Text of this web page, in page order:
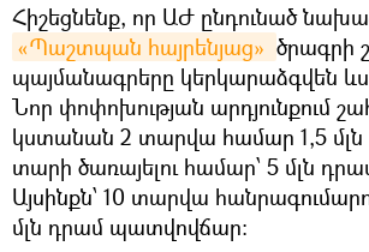
Հիշեցնենք, որ ԱԺ ընդունած
«Պաշտպան հայրենյաց» ծրագրի
պայմանագրերը կերկարաձգվեն
Նոր փոփոխության արդյունքում
կստանան 2 տարվա համար 1,5 մլն
տարի ծառայելու համար՝ 5 մլն
Այսինքն՝ 10 տարվա
մլն դրամ պատվովճար։